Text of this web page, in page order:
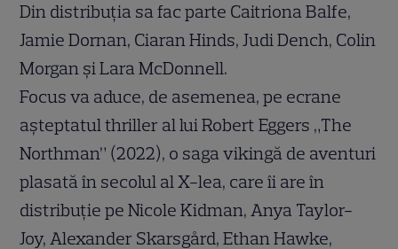
Din distribuția sa fac parte Caitriona Balfe,
Jamie Dornan, Ciaran Hinds, Judi Dench, Colin
Morgan și Lara McDonnell.
Focus va aduce, de asemenea, pe ecrane
așteptatul thriller al lui Robert Eggers „The
Northman” (2022), o saga vikingă de aventuri
plasată în secolul al X-lea, care îi are în
distribuție pe Nicole Kidman, Anya Taylor-
Joy, Alexander Skarsgård, Ethan Hawke,